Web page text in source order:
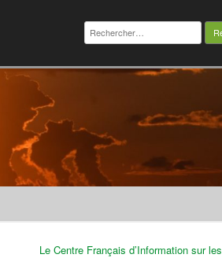
Rechercher :
Le Centre Français d’Information sur les